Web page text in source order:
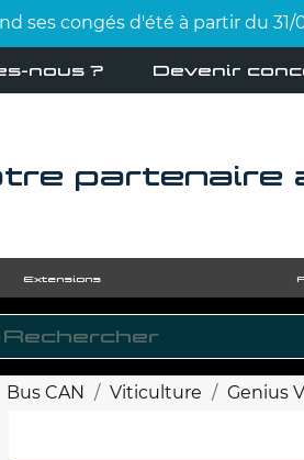
ses congés d'été à partir du
nous ? Devenir
partenaire
Extensions
Bus CAN Viticulture Genius